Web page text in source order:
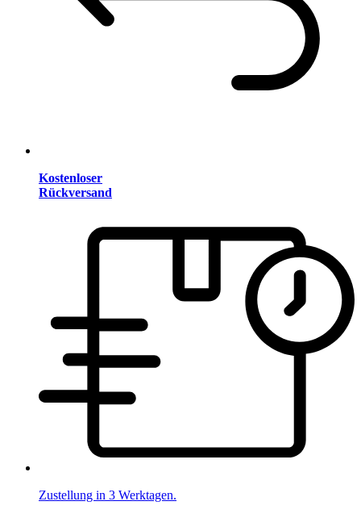
Kostenloser
Rückversand
Zustellung in 3 Werktagen.